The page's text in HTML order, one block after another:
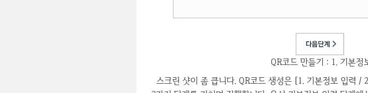
QR코드 만들기 : 1. 기본정
스크린 샷이 좀 큽니다. QR코드 생성은 [1. 기본정보 입력 /